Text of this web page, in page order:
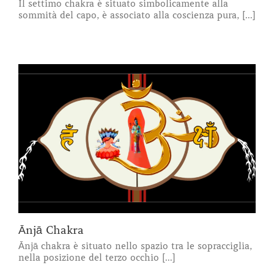
Il settimo chakra è situato simbolicamente alla
sommità del capo, è associato alla coscienza pura, [...]
Ānjā Chakra
Ānjā chakra è situato nello spazio tra le sopracciglia,
nella posizione del terzo occhio [...]